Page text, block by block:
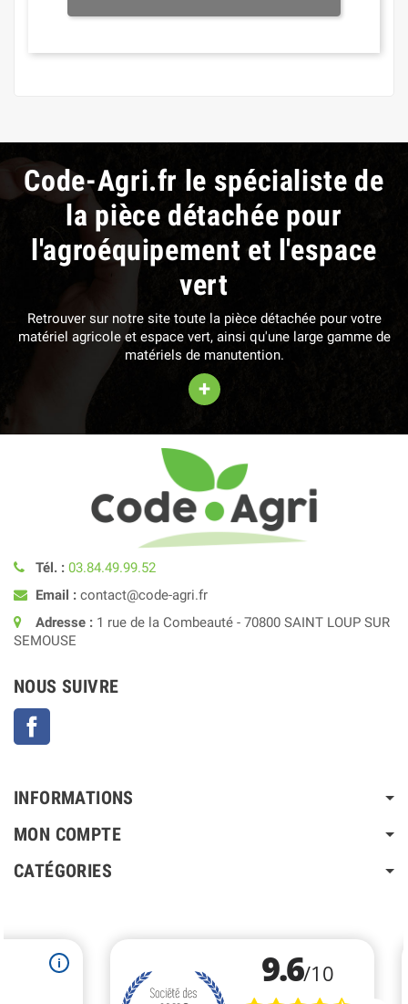
Code-Agri.fr le spécialiste de
la pièce détachée pour
l'agroéquipement et l'espace
vert
Retrouver sur notre site toute la pièce détachée pour votre
matériel agricole et espace vert, ainsi qu'une large gamme de
matériels de manutention.
+
Tél. : 03.84.49.99.52
Email : contact@code-agri.fr
Adresse : 1 rue de la Combeauté - 70800 SAINT LOUP SUR
SEMOUSE
NOUS SUIVRE
INFORMATIONS
MON COMPTE
CATÉGORIES